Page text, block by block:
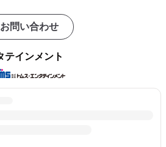
お問い合わせ
テインメント